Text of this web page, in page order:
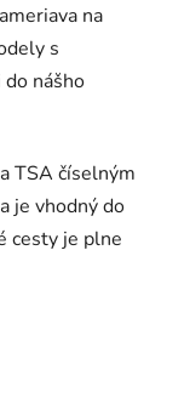
na
s
nášho
TSA číselným
je vhodný do
cesty je plne